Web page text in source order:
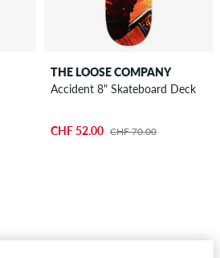
THE LOOSE COMPANY
Accident 8" Skateboard Deck
CHF 52.00 CHF 70.00